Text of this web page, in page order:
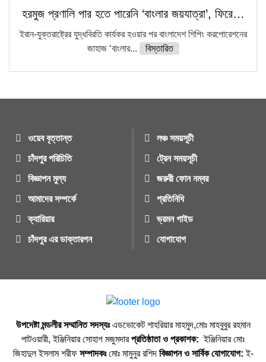
হরমুজ প্রণালি পার হতে পারেনি ‘বাংলার জয়যাত্রা’, ফিরে…
ইরান-যুক্তরাষ্ট্রের যুদ্ধবিরতি কার্যকর হওয়ার পর বাংলাদেশ শিপিং করপোরেশনের
জাহাজ ‘বাংলার...
বিস্তারিত
ওয়েব বৃত্তান্ত
চাঁদপুর পরিচিতি
বিজ্ঞাপন মুল্য
আমাদের সম্পর্কে
ক্যারিয়ার
চাঁদপুর এর ডাক্তারগন
লঞ্চ সময়সূচী
ট্রেন সময়সূচী
জরুরী ফোন নম্বর
প্রতিনিধি
ভ্রমন গাইড
যোগাযোগ
উপদেষ্টা মন্ডলীর সম্মানিত সদস্যঃএডভোকেট শাহরিয়ার মাহমুদ,মোঃ মাহবুবুর রহমান
পাটওয়ারী, ইঞ্জিনিয়ার সোহাগ মজুমদারপ্রতিষ্ঠাতা ও প্রকাশক: ইঞ্জিনিয়ার মোঃ
জিহাদুল ইসলাম শরীফ সম্পাদকঃমোঃ মামুনুর রশিদ বিজ্ঞাপন ও সার্বিক যোগাযোগ: ই-